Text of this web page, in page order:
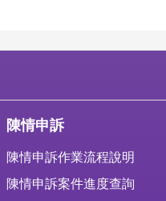
陳情申訴
陳情申訴作業流程說明
陳情申訴案件進度查詢